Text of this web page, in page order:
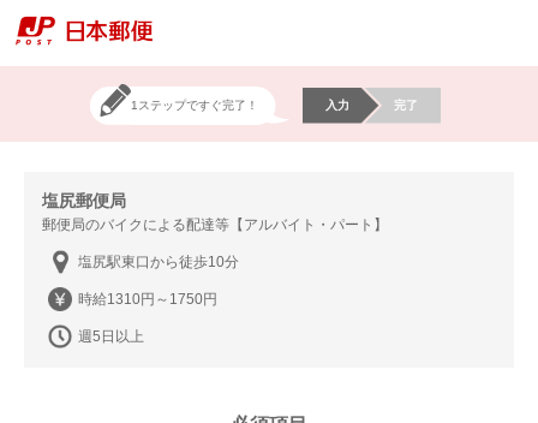
1ステップですぐ完了！ 入力 完了
塩尻郵便局
郵便局のバイクによる配達等【アルバイト・パート】
塩尻駅東口から徒歩10分
時給1310円～1750円
週5日以上